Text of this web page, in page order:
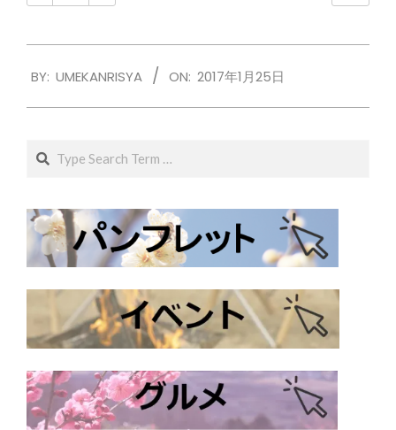
01-
BY: UMEKANRISYA ON: 2017年1月25日
Search